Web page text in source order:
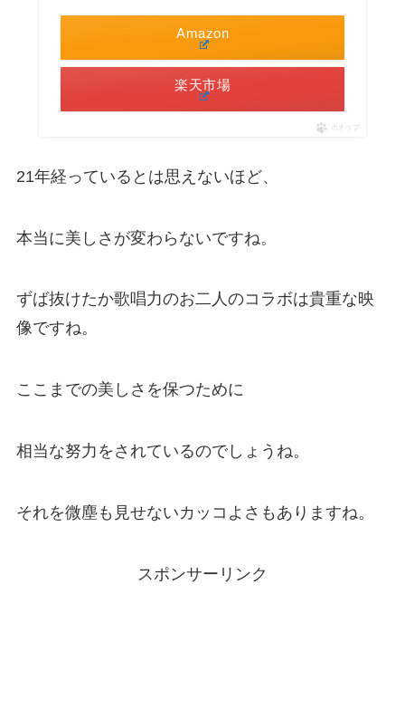
Amazon
楽天市場
ポチップ
21年経っているとは思えないほど、
本当に美しさが変わらないですね。
ずば抜けたか歌唱力のお二人のコラボは貴重な映
像ですね。
ここまでの美しさを保つために
相当な努力をされているのでしょうね。
それを微塵も見せないカッコよさもありますね。
スポンサーリンク